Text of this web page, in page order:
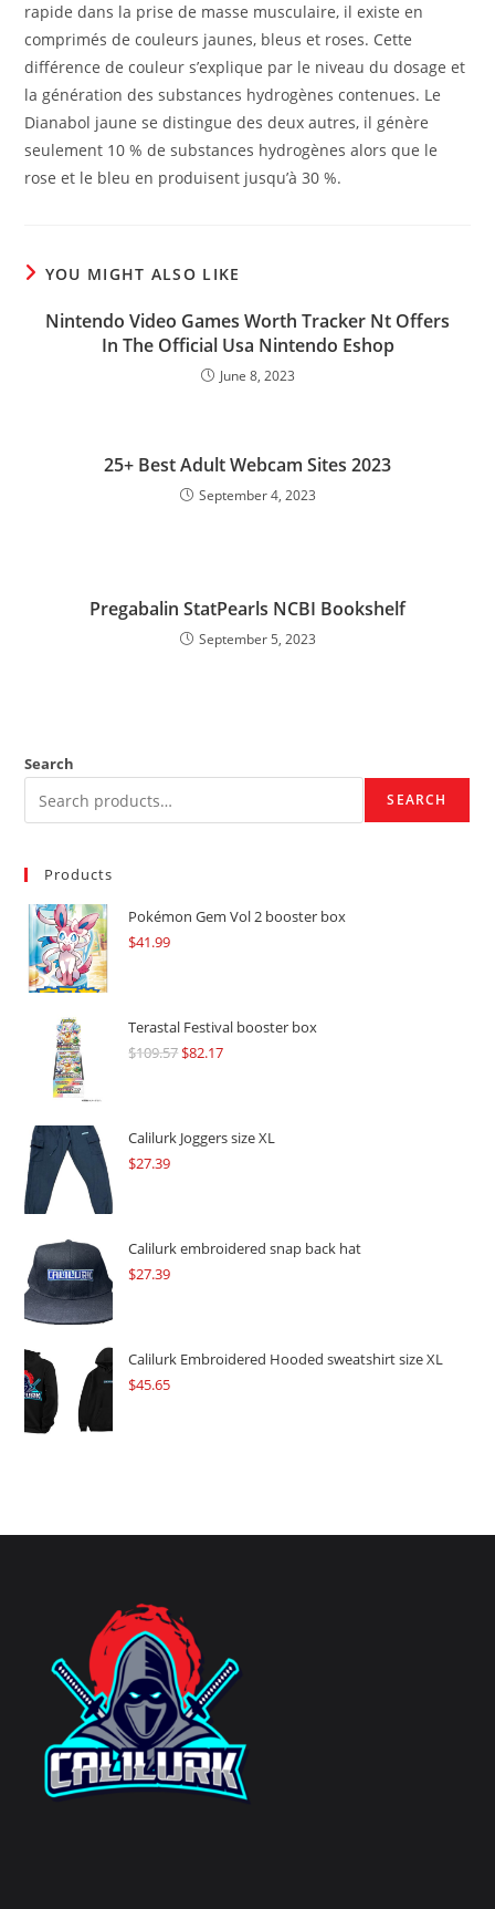
rapide dans la prise de masse musculaire, il existe en
comprimés de couleurs jaunes, bleus et roses. Cette
différence de couleur s’explique par le niveau du dosage et
la génération des substances hydrogènes contenues. Le
Dianabol jaune se distingue des deux autres, il génère
seulement 10 % de substances hydrogènes alors que le
rose et le bleu en produisent jusqu’à 30 %.
YOU MIGHT ALSO LIKE
Nintendo Video Games Worth Tracker Nt Offers
In The Official Usa Nintendo Eshop
June 8, 2023
25+ Best Adult Webcam Sites 2023
September 4, 2023
Pregabalin StatPearls NCBI Bookshelf
September 5, 2023
Search
SEARCH
Products
Pokémon Gem Vol 2 booster box
$41.99
Terastal Festival booster box
$109.57Original
$109.57.
$82.17Current
$82.17.
Calilurk Joggers size XL
$27.39
Calilurk embroidered snap back hat
$27.39
Calilurk Embroidered Hooded sweatshirt size XL
$45.65